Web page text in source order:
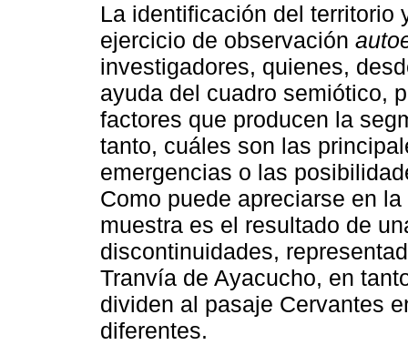
La identificación del
ejercicio de observación
investigadores, quienes,
ayuda del cuadro semiótico,
factores que producen la
tanto, cuáles son las
emergencias o las
Como puede apreciarse en la
muestra es el resultado de
discontinuidades,
Tranvía de Ayacucho, en
dividen al pasaje Cervantes
diferentes.